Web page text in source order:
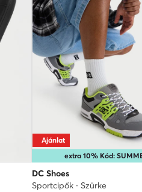
extra 10% Kód:
Ajánlat
DC Shoes
Sportcipők · Szürke